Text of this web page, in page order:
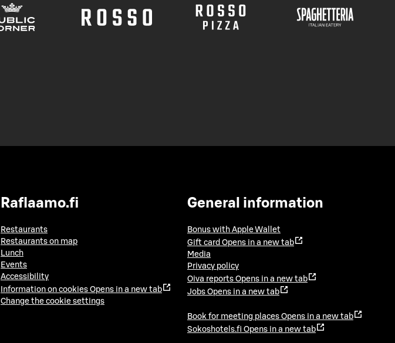
Raflaamo.fi
Restaurants
Restaurants on map
Lunch
Events
Accessibility
Information on cookies Opens in a new tab
Change the cookie settings
General information
Bonus with Apple Wallet
Gift card Opens in a new tab
Media
Privacy policy
Oiva reports Opens in a new tab
Jobs Opens in a new tab
Book for meeting places Opens in a new tab
Sokoshotels.fi Opens in a new tab